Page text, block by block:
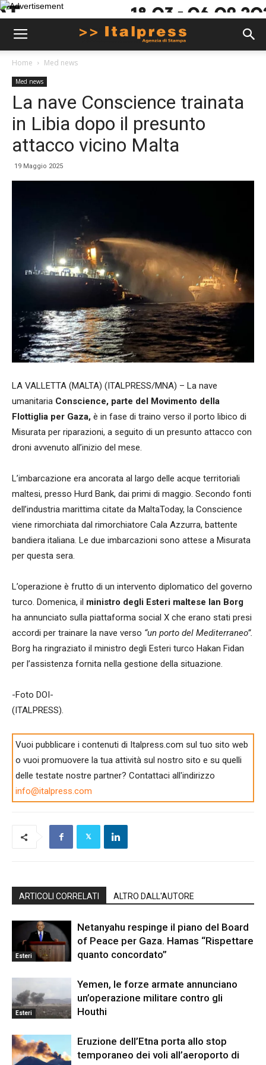
Home Med news
Med news
La nave Conscience trainata
in Libia dopo il presunto
attacco vicino Malta
19 Maggio 2025
LA VALLETTA (MALTA) (ITALPRESS/MNA) – La nave
umanitaria Conscience, parte del Movimento della
Flottiglia per Gaza, è in fase di traino verso il porto libico di
Misurata per riparazioni, a seguito di un presunto attacco con
droni avvenuto all’inizio del mese.
L’imbarcazione era ancorata al largo delle acque territoriali
maltesi, presso Hurd Bank, dai primi di maggio. Secondo fonti
dell’industria marittima citate da MaltaToday, la Conscience
viene rimorchiata dal rimorchiatore Cala Azzurra, battente
bandiera italiana. Le due imbarcazioni sono attese a Misurata
per questa sera.
L’operazione è frutto di un intervento diplomatico del governo
turco. Domenica, il ministro degli Esteri maltese Ian Borg
ha annunciato sulla piattaforma social X che erano stati presi
accordi per trainare la nave verso “un porto del Mediterraneo”.
Borg ha ringraziato il ministro degli Esteri turco Hakan Fidan
per l’assistenza fornita nella gestione della situazione.
-Foto DOI-
(ITALPRESS).
Vuoi pubblicare i contenuti di Italpress.com sul tuo sito web
o vuoi promuovere la tua attività sul nostro sito e su quelli
delle testate nostre partner? Contattaci all'indirizzo
info@italpress.com
ARTICOLI CORRELATI ALTRO DALL'AUTORE
Esteri
Netanyahu respinge il piano del Board
of Peace per Gaza. Hamas “Rispettare
quanto concordato”
Esteri
Yemen, le forze armate annunciano
un’operazione militare contro gli
Houthi
Eruzione dell’Etna porta allo stop
temporaneo dei voli all’aeroporto di